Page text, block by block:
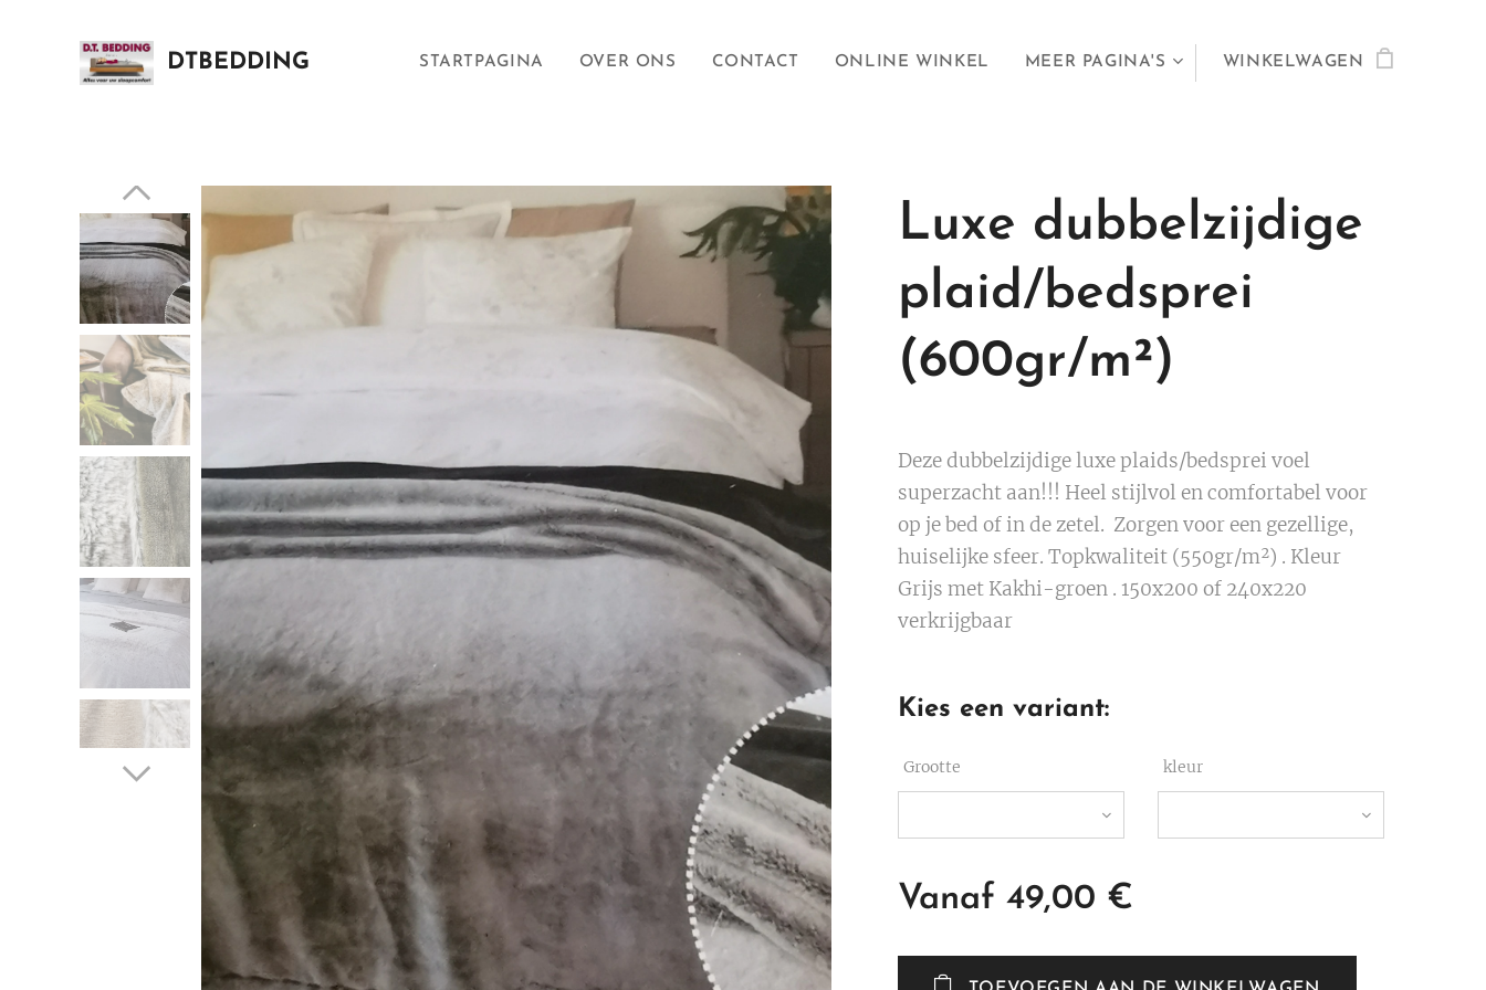
DTBEDDING STARTPAGINA OVER ONS CONTACT ONLINE WINKEL MEER PAGINA'S WINKELWAGEN
Luxe dubbelzijdige
plaid/bedsprei
(600gr/m²)
Deze dubbelzijdige luxe plaids/bedsprei voel
superzacht aan!!! Heel stijlvol en comfortabel voor
op je bed of in de zetel. Zorgen voor een gezellige,
huiselijke sfeer. Topkwaliteit (550gr/m²) . Kleur
Grijs met Kakhi-groen . 150x200 of 240x220
verkrijgbaar
Kies een variant:
Grootte kleur
Vanaf 49,00 €